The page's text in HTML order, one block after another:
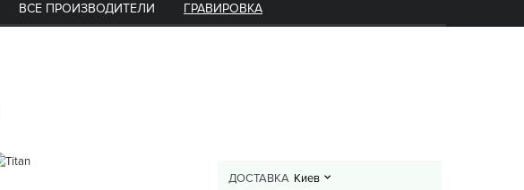
ВСЕ ПРОИЗВОДИТЕЛИ ГРАВИРОВКА
ДОСТАВКА Киев